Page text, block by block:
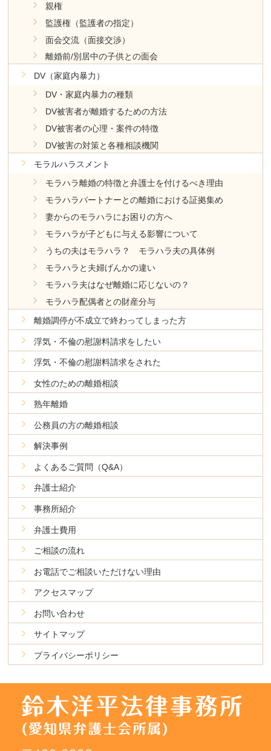
親権
監護権（監護者の指定）
面会交流（面接交渉）
離婚前/別居中の子供との面会
DV（家庭内暴力）
DV・家庭内暴力の種類
DV被害者が離婚するための方法
DV被害者の心理・案件の特徴
DV被害の対策と各種相談機関
モラルハラスメント
モラハラ離婚の特徴と弁護士を付けるべき理由
モラハラパートナーとの離婚における証拠集め
妻からのモラハラにお困りの方へ
モラハラが子どもに与える影響について
うちの夫はモラハラ？ モラハラ夫の具体例
モラハラと夫婦げんかの違い
モラハラ夫はなぜ離婚に応じないの？
モラハラ配偶者との財産分与
離婚調停が不成立で終わってしまった方
浮気・不倫の慰謝料請求をしたい
浮気・不倫の慰謝料請求をされた
女性のための離婚相談
熟年離婚
公務員の方の離婚相談
解決事例
よくあるご質問（Q&A）
弁護士紹介
事務所紹介
弁護士費用
ご相談の流れ
お電話でご相談いただけない理由
アクセスマップ
お問い合わせ
サイトマップ
プライバシーポリシー